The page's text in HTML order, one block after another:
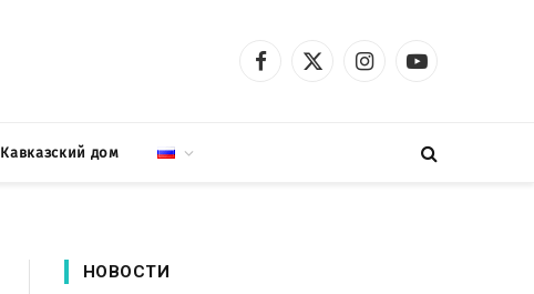
Facebook
X
InstagramYouTube
Кавказский дом
НОВОСТИ